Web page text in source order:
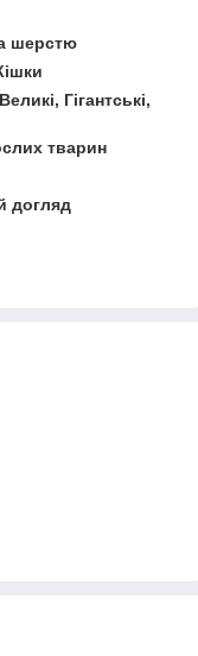
шерстю
Гігантські,
тварин
догляд